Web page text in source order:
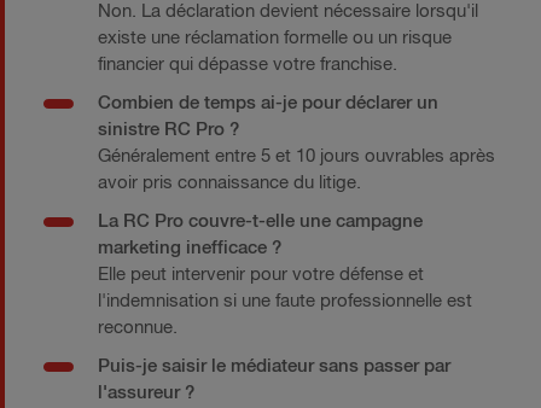
Non. La déclaration devient nécessaire lorsqu'il
existe une réclamation formelle ou un risque
financier qui dépasse votre franchise.
Combien de temps ai-je pour déclarer un
sinistre RC Pro ?
Généralement entre 5 et 10 jours ouvrables après
avoir pris connaissance du litige.
La RC Pro couvre-t-elle une campagne
marketing inefficace ?
Elle peut intervenir pour votre défense et
l'indemnisation si une faute professionnelle est
reconnue.
Puis-je saisir le médiateur sans passer par
l'assureur ?